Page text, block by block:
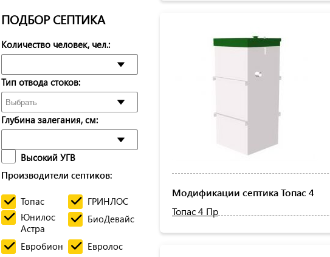
ПОДБОР СЕПТИКА
Количество человек, чел.:
Тип отвода стоков:
Глубина залегания, см:
Высокий УГВ
Производители септиков:
Топас
ГРИНЛОС
Юнилос
Астра
БиоДевайс
Евробион
Евролос
Модификации септика Топас 4
Топас 4 Пр